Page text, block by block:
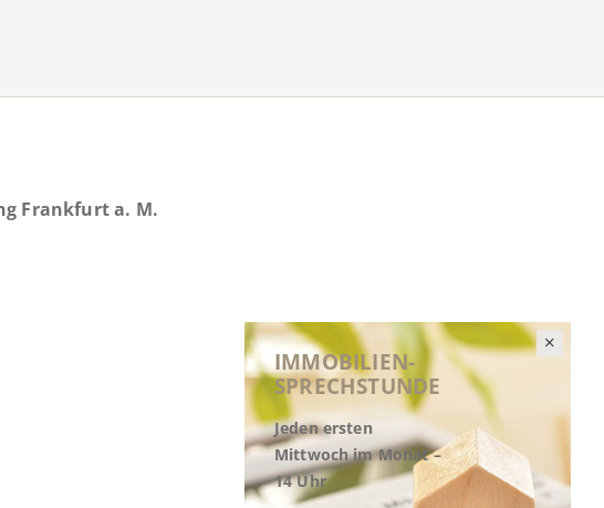
IMMOBILIEN-
SPRECHSTUNDE
Jeden ersten
Mittwoch im Monat –
14 Uhr
Frankfurt a. M.